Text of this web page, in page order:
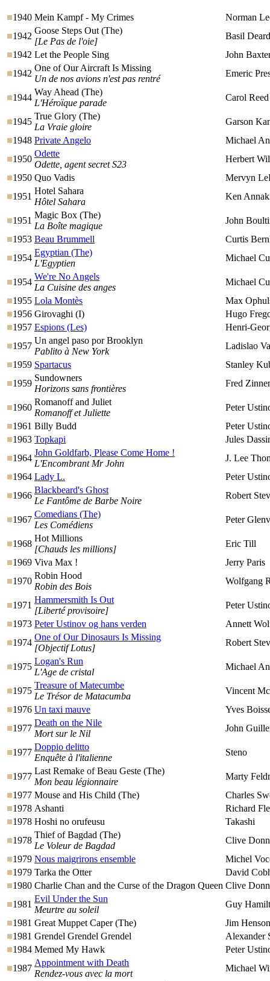
1940 Mein Kampf - My Crimes
Norman
1942
Goose Steps Out (The)
[Le Pas de l'oie]
Basil
1942 Let the People Sing
John
1942
One of Our Aircraft Is Missing
Un de nos avions n'est pas rentré
Emeric
1944
Way Ahead (The)
L'Héroïque parade
Carol Reed
1945
True Glory (The)
La Vraie gloire
Garson
1948 Private Angelo
Michael
1950
Odette
Odette, agent secret S23
Herbert
1950 Quo Vadis
Mervyn
1951
Hotel Sahara
Hôtel Sahara
Ken
1951
Magic Box (The)
La Boîte magique
John
1953 Beau Brummell
Curtis
1954
Egyptian (The)
L'Egyptien
Michael
1954
We're No Angels
La Cuisine des anges
Michael
1955 Lola Montès
Max
1956 Girovaghi (I)
Hugo
1957 Espions (Les)
Henri-
1957
Un angel paso por Brooklyn
Pablito à New York
Ladislao
1959 Spartacus
Stanley
1959
Sundowners
Horizons sans frontières
Fred
1960
Romanoff and Juliet
Romanoff et Juliette
Peter
1961 Billy Budd
Peter
1963 Topkapi
Jules
1964
John Goldfarb, Please Come Home !
L'Encombrant Mr John
J. Lee
1964 Lady L.
Peter
1966
Blackbeard's Ghost
Le Fantôme de Barbe Noire
Robert
1967
Comedians (The)
Les Comédiens
Peter
1968
Hot Millions
[Chauds les millions]
Eric Till
1969 Viva Max !
Jerry Paris
1970
Robin Hood
Robin des Bois
Wolfgang
1971
Hammersmith Is Out
[Liberté provisoire]
Peter
1973 Peter Ustinov og hans verden
Annett
1974
One of Our Dinosaurs Is Missing
[Objectif Lotus]
Robert
1975
Logan's Run
L'Age de cristal
Michael
1975
Treasure of Matecumbe
Le Trésor de Matacumba
Vincent
1976 Un taxi mauve
Yves
1977
Death on the Nile
Mort sur le Nil
John
1977
Doppio delitto
Enquête à l'italienne
Steno
1977
Last Remake of Beau Geste (The)
Mon beau légionnaire
Marty
1977 Mouse and His Child (The)
Charles
1978 Ashanti
Richard
1978 Hoshi no orufeusu
Takashi
1978
Thief of Bagdad (The)
Le Voleur de Bagdad
Clive
1979 Nous maigrirons ensemble
Michel
1979 Tarka the Otter
David
1980 Charlie Chan and the Curse of the Dragon Queen Clive
1981
Evil Under the Sun
Meurtre au soleil
Guy
1981 Great Muppet Caper (The)
Jim Henson
1981 Grendel Grendel Grendel
Alexander
1984 Memed My Hawk
Peter
1987
Appointment with Death
Rendez-vous avec la mort
Michael